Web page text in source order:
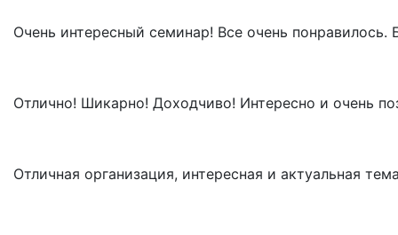
Очень интересный семинар! Все очень
Отлично! Шикарно! Доходчиво! Интересно и очень
Отличная организация, интересная и актуальная